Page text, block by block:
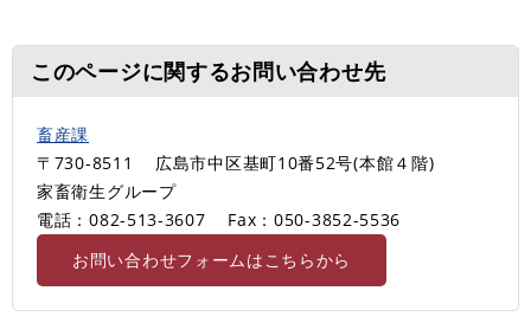
このページに関するお問い合わせ先
畜産課
〒730-8511
広島市中区基町10番52号(本館４階)
家畜衛生グループ
電話：082-513-3607
Fax：050-3852-5536
お問い合わせフォームはこちらから